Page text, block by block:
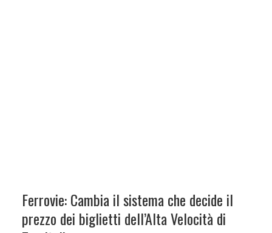
Ferrovie: Cambia il sistema che decide il
prezzo dei biglietti dell’Alta Velocità di